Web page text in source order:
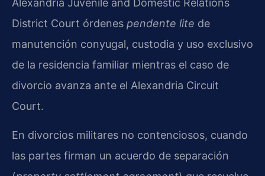
District Court órdenes pendente lite de
manutención conyugal, custodia y uso exclusivo
de la residencia familiar mientras el caso de
divorcio avanza ante el Alexandria Circuit
Court.
En divorcios militares no contenciosos, cuando
las partes firman un acuerdo de separación